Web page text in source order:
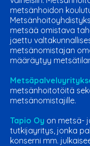
metsänhoidon
metsää omistava
jaettu
metsänomistajan
määräytyy
metsänhoitotöitä
metsänomistajille.
Tapio Oy on metsä-
tutkijayritys, jonka
konserni mm.